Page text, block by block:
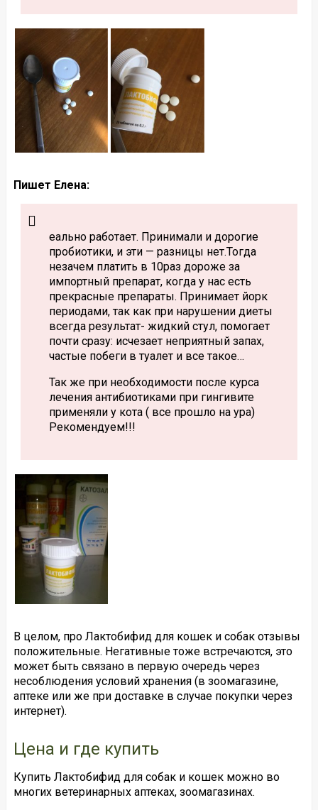
Пишет Елена:
еально работает. Принимали и дорогие
пробиотики, и эти — разницы нет.Тогда
незачем платить в 10раз дороже за
импортный препарат, когда у нас есть
прекрасные препараты. Принимает йорк
периодами, так как при нарушении диеты
всегда результат- жидкий стул, помогает
почти сразу: исчезает неприятный запах,
частые побеги в туалет и все такое…
Так же при необходимости после курса
лечения антибиотиками при гингивите
применяли у кота ( все прошло на ура)
Рекомендуем!!!
В целом, про Лактобифид для кошек и собак отзывы
положительные. Негативные тоже встречаются, это
может быть связано в первую очередь через
несоблюдения условий хранения (в зоомагазине,
аптеке или же при доставке в случае покупки через
интернет).
Цена и где купить
Купить Лактобифид для собак и кошек можно во
многих ветеринарных аптеках, зоомагазинах.